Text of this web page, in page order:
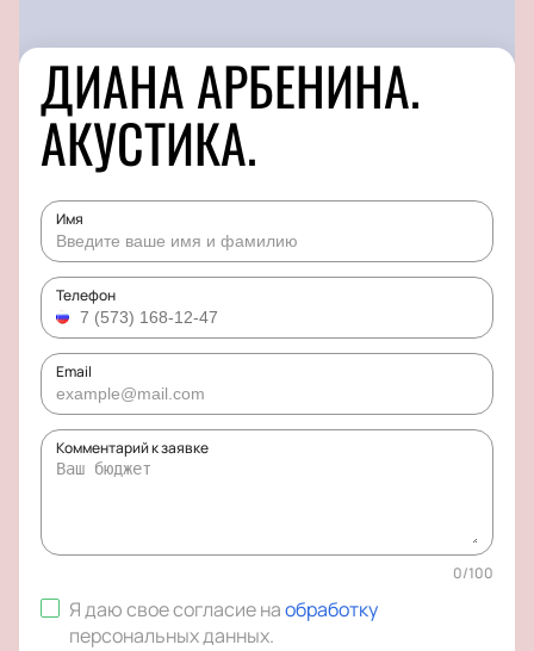
ДИАНА АРБЕНИНА.
АКУСТИКА.
Имя
Телефон
Email
Комментарий к заявке
0/100
Я даю свое согласие наобработку
персональных данных.